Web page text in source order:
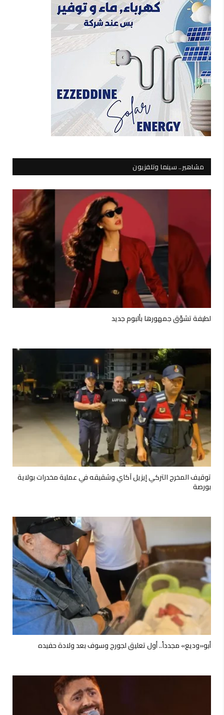
مشاهير.. سينما وتلفزيون
لطيفة تشوّق جمهورها بألبوم جديد
توقيف المخرج التركي إيزيل آكاي وشقيقه في عملية مخدرات بولاية
بورصة
أبو«وديع» مجدداً.. أول تعليق لجورج وسوف بعد ولادة حفيده